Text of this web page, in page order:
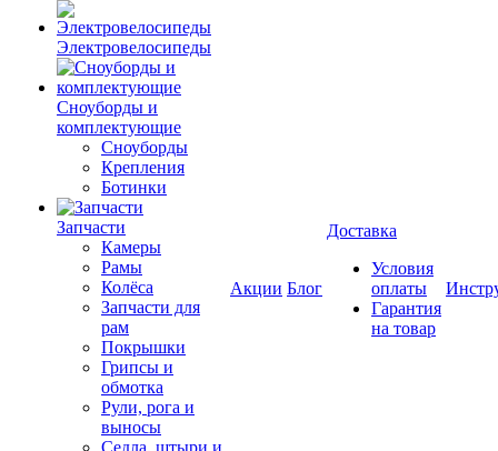
Электровелосипеды
Cноуборды и
комплектующие
Сноуборды
Крепления
Ботинки
Запчасти
Камеры
Рамы
Колёса
Запчасти для
рам
Покрышки
Грипсы и
обмотка
Рули, рога и
выносы
Седла, штыри и
Акции Блог
Доставка
Условия
оплаты
Гарантия
на товар